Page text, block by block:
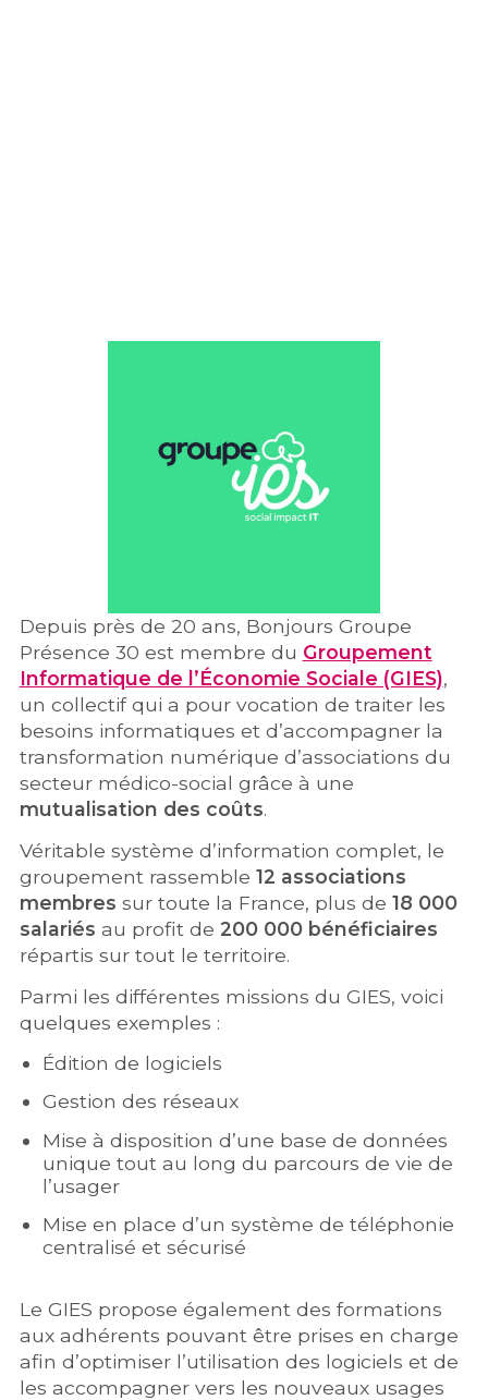
Depuis près de 20 ans, Bonjours Groupe
Présence 30 est membre du Groupement
Informatique de l’Économie Sociale (GIES),
un collectif qui a pour vocation de traiter les
besoins informatiques et d’accompagner la
transformation numérique d’associations du
secteur médico-social grâce à une
mutualisation des coûts.
Véritable système d’information complet, le
groupement rassemble 12 associations
membres sur toute la France, plus de 18 000
salariés au profit de 200 000 bénéficiaires
répartis sur tout le territoire.
Parmi les différentes missions du GIES, voici
quelques exemples :
Édition de logiciels
Gestion des réseaux
Mise à disposition d’une base de données
unique tout au long du parcours de vie de
l’usager
Mise en place d’un système de téléphonie
centralisé et sécurisé
Le GIES propose également des formations
aux adhérents pouvant être prises en charge
afin d’optimiser l’utilisation des logiciels et de
les accompagner vers les nouveaux usages